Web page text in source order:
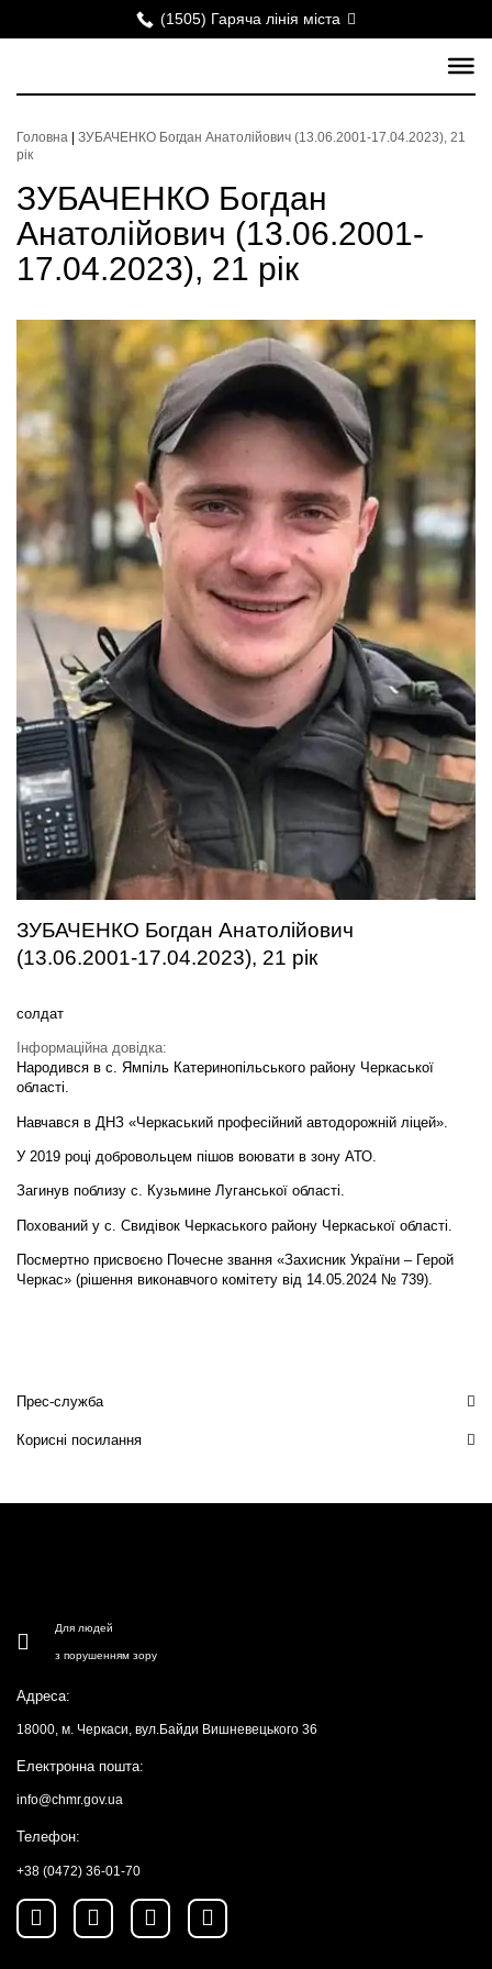
(1505) Гаряча лінія міста
Головна
ЗУБАЧЕНКО Богдан Анатолійович (13.06.2001-17.04.2023), 21
рік
ЗУБАЧЕНКО Богдан
Анатолійович (13.06.2001-
17.04.2023), 21 рік
ЗУБАЧЕНКО Богдан Анатолійович
(13.06.2001-17.04.2023), 21 рік
солдат
Інформаційна довідка:
Народився в с. Ямпіль Катеринопільського району Черкаської
області.
Навчався в ДНЗ «Черкаський професійний автодорожній ліцей».
У 2019 році добровольцем пішов воювати в зону АТО.
Загинув поблизу с. Кузьмине Луганської області.
Похований у с. Свидівок Черкаського району Черкаської області.
Посмертно присвоєно Почесне звання «Захисник України – Герой
Черкас» (рішення виконавчого комітету від 14.05.2024 № 739).
Прес-служба
Корисні посилання
Для людей
з порушенням зору
Адреса:
18000, м. Черкаси, вул.Байди Вишневецького 36
Електронна пошта:
info@chmr.gov.ua
Телефон:
+38 (0472) 36-01-70